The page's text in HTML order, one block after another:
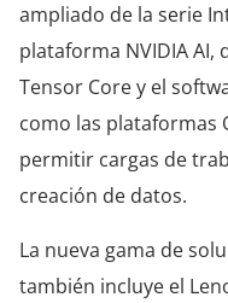
ampliado de la serie
plataforma NVIDIA AI,
Tensor Core y el
como las plataformas
permitir cargas de
creación de datos.
La nueva gama de
también incluye el